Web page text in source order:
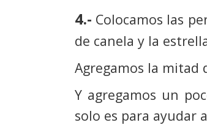
4.- Colocamos las
de canela y la
Agregamos la mitad
Y agregamos un
solo es para ayudar